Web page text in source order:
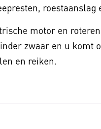
roestaanslag
motor en
zwaar en u komt
en reiken.